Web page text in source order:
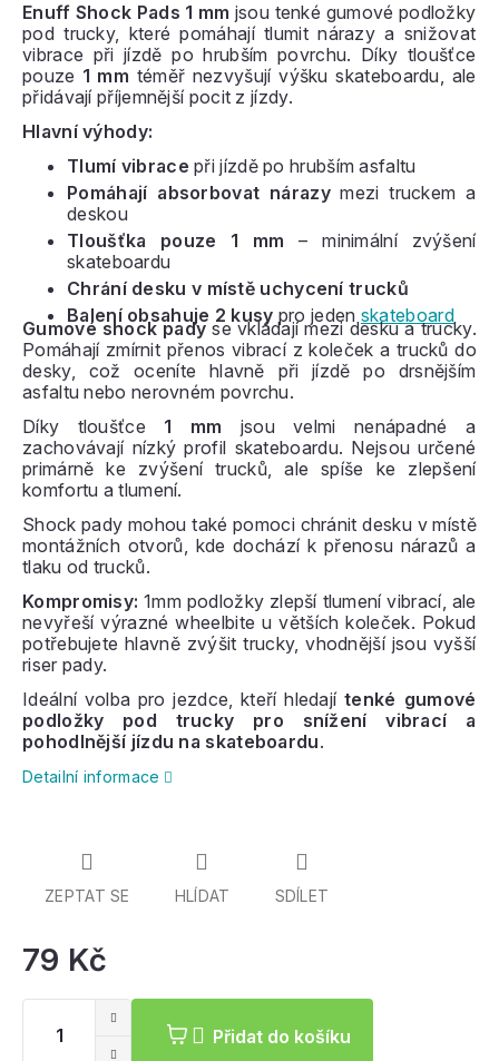
79 Kč
Přidat do košíku
Enuff Shock Pads 1 mm jsou tenké gumové podložky
pod trucky, které pomáhají tlumit nárazy a snižovat
vibrace při jízdě po hrubším povrchu. Díky tloušťce
pouze 1 mm téměř nezvyšují výšku skateboardu, ale
přidávají příjemnější pocit z jízdy.
Hlavní výhody:
Tlumí vibrace při jízdě po hrubším asfaltu
Pomáhají absorbovat nárazymezi truckem a
deskou
Tloušťka pouze 1 mm – minimální zvýšení
skateboardu
Chrání desku v místě uchycení trucků
Balení obsahuje 2 kusy pro jeden skateboard
Gumové shock padyse vkládají mezi desku a trucky.
Pomáhají zmírnit přenos vibrací z koleček a trucků do
desky, což oceníte hlavně při jízdě po drsnějším
asfaltu nebo nerovném povrchu.
Díky tloušťce 1 mm jsou velmi nenápadné a
zachovávají nízký profil skateboardu. Nejsou určené
primárně ke zvýšení trucků, ale spíše ke zlepšení
komfortu a tlumení.
Shock pady mohou také pomoci chránit desku v místě
montážních otvorů, kde dochází k přenosu nárazů a
tlaku od trucků.
Kompromisy: 1mm podložky zlepší tlumení vibrací, ale
nevyřeší výrazné wheelbite u větších koleček. Pokud
potřebujete hlavně zvýšit trucky, vhodnější jsou vyšší
riser pady.
Ideální volba pro jezdce, kteří hledají tenké gumové
podložky pod trucky pro snížení vibrací a
pohodlnější jízdu na skateboardu.
Detailní informace
ZEPTAT SE HLÍDAT SDÍLET